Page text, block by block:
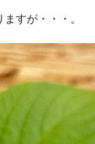
すが・・・。